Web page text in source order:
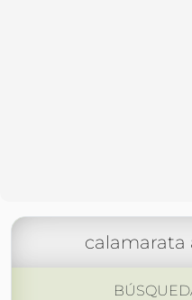
calamarata